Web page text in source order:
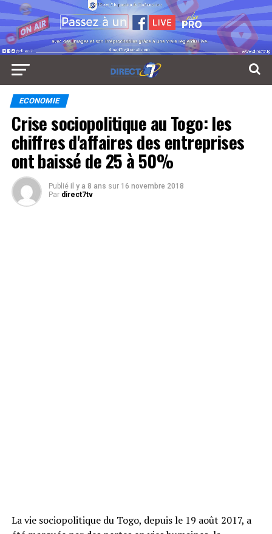
ECONOMIE
Crise sociopolitique au Togo: les
chiffres d'affaires des entreprises
ont baissé de 25 à 50%
Publié il y a 8 ans sur 16 novembre 2018
Par direct7tv
La vie sociopolitique du Togo, depuis le 19 août 2017, a